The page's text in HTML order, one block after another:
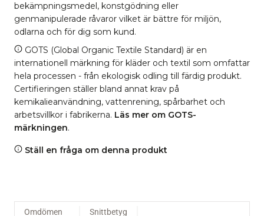
bekämpningsmedel, konstgödning eller
genmanipulerade råvaror vilket är bättre för miljön,
odlarna och för dig som kund.
GOTS (Global Organic Textile Standard) är en
internationell märkning för kläder och textil som omfattar
hela processen - från ekologisk odling till färdig produkt.
Certifieringen ställer bland annat krav på
kemikalieanvändning, vattenrening, spårbarhet och
arbetsvillkor i fabrikerna. Läs mer om GOTS-
märkningen.
Ställ en fråga om denna produkt